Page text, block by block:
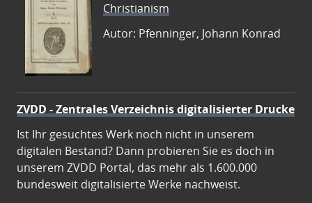
Christianism
Autor: Pfenninger, Johann Konrad
ZVDD - Zentrales Verzeichnis digitalisierter Drucke
Ist Ihr gesuchtes Werk noch nicht in unserem
digitalen Bestand? Dann probieren Sie es doch in
unserem ZVDD Portal, das mehr als 1.600.000
bundesweit digitalisierte Werke nachweist.